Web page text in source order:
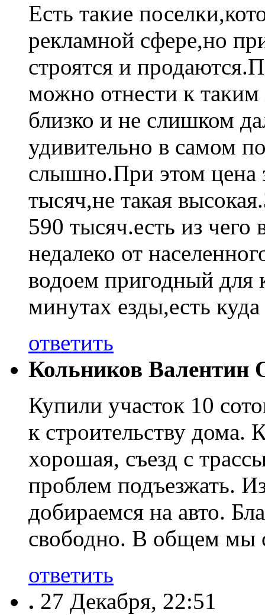
Есть такие
рекламной сфере,но
строятся и
можно отнести к
близко и не слишком
удивительно в самом
слышно.При этом цена
тысяч,не такая
590 тысяч.есть из
недалеко от
водоем пригодный для
минутах езды,есть
ответить
Кольников Валентин
Купили участок 10
к строительству дома.
хорошая, съезд с
проблем подъезжать.
добираемся на авто.
свободно. В общем мы
ответить
. 27 Декабря, 22:51